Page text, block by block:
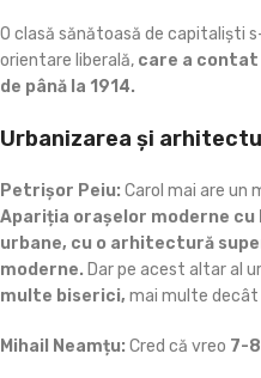
O clasă sănătoasă de capitaliști
orientare liberală, care a contat
de până la 1914.
Urbanizarea și
Petrișor Peiu: Carol mai are un
Apariția orașelor moderne
urbane, cu o arhitectură
moderne. Dar pe acest altar al
multe biserici, mai multe decât
Mihail Neamțu: Cred că vreo 7-